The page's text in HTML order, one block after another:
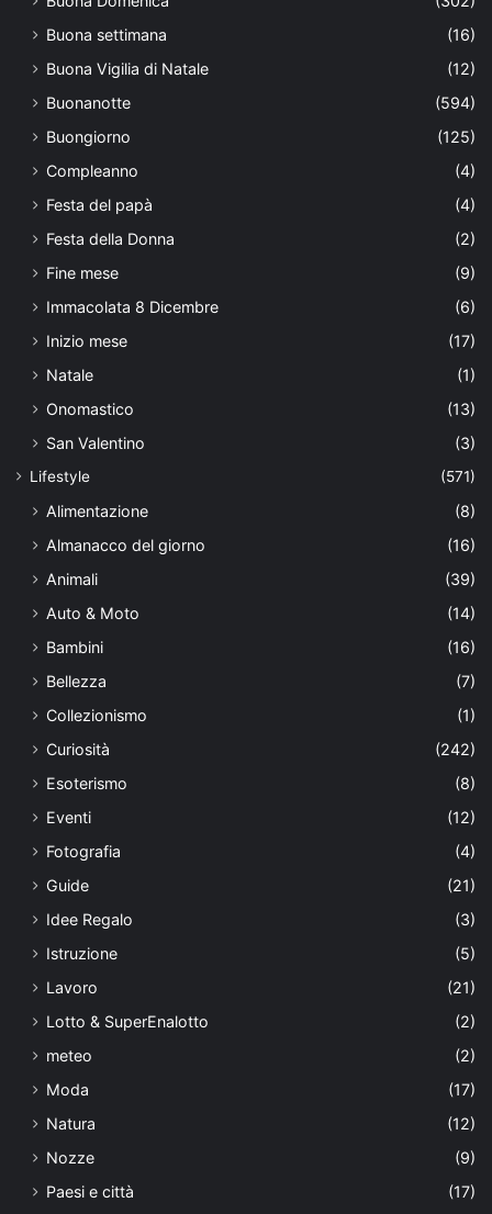
Buona settimana
(16)
Buona Vigilia di Natale
(12)
Buonanotte
(594)
Buongiorno
(125)
Compleanno
(4)
Festa del papà
(4)
Festa della Donna
(2)
Fine mese
(9)
Immacolata 8 Dicembre
(6)
Inizio mese
(17)
Natale
(1)
Onomastico
(13)
San Valentino
(3)
Lifestyle (571)
Alimentazione
(8)
Almanacco del giorno
(16)
Animali
(39)
Auto & Moto
(14)
Bambini
(16)
Bellezza
(7)
Collezionismo
(1)
Curiosità
(242)
Esoterismo
(8)
Eventi
(12)
Fotografia
(4)
Guide
(21)
Idee Regalo
(3)
Istruzione
(5)
Lavoro
(21)
Lotto & SuperEnalotto
(2)
meteo
(2)
Moda
(17)
Natura
(12)
Nozze
(9)
Paesi e città
(17)